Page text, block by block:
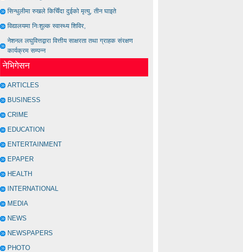
सिन्धुलीमा रुखले किचिँदा दुईको मृत्यु, तीन घाइते
विद्यालयमा निःशुल्क स्वास्थ्य शिविर,
नेशनल लघुवित्तद्वारा वित्तीय साक्षरता तथा ग्राहक संरक्षण
कार्यक्रम सम्पन्न
नेभिगेसन
ARTICLES
BUSINESS
CRIME
EDUCATION
ENTERTAINMENT
EPAPER
HEALTH
INTERNATIONAL
MEDIA
NEWS
NEWSPAPERS
PHOTO